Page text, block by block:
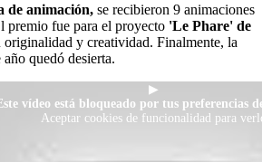
de animación, se recibieron 9 animaciones
premio fue para el proyecto 'Le Phare' de
originalidad y creatividad. Finalmente, la
año quedó desierta.
▶
Este vídeo está bloqueado por tus preferencias
Aceptar cookies de funcionalidad para